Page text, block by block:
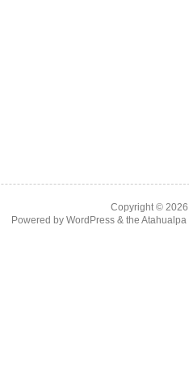
Copyright ©
Powered by WordPress& the Atahualpa